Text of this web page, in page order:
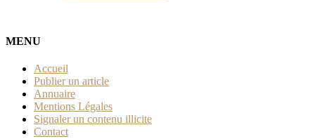
MENU
Accueil
Publier un article
Annuaire
Mentions Légales
Signaler un contenu illicite
Contact